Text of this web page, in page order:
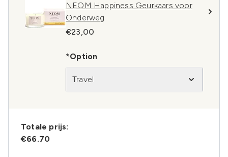
NEOM Happiness Geurkaars voor
Onderweg
€23,00
*Option
Travel
Totale prijs:
€66.70